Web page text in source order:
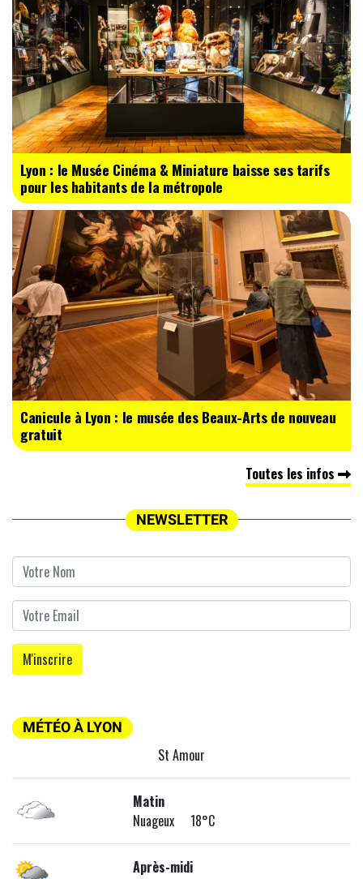
Lyon : le Musée Cinéma & Miniature baisse ses tarifs
pour les habitants de la métropole
Canicule à Lyon : le musée des Beaux-Arts de nouveau
gratuit
Toutes les infos
NEWSLETTER
MÉTÉO À LYON
St Amour
Matin
Nuageux 18°C
Après-midi